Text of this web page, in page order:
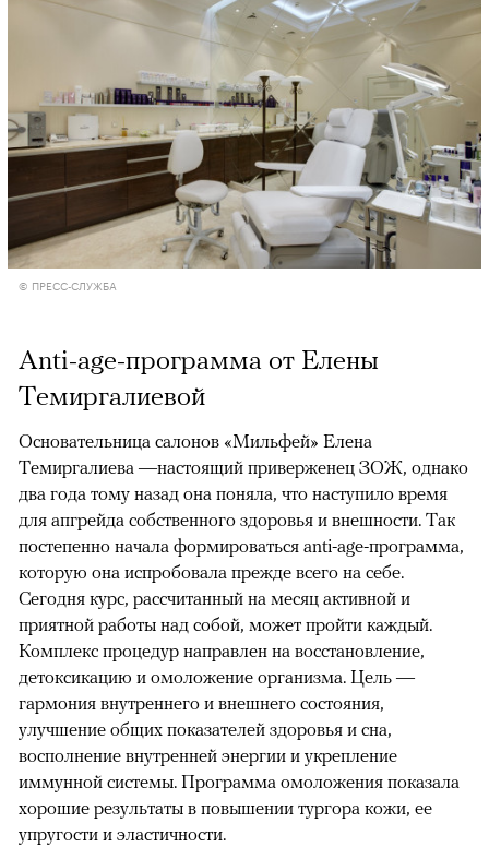
© ПРЕСС-СЛУЖБА
Anti-age-программа от Елены
Темиргалиевой
Основательница салонов «Мильфей» Елена
Темиргалиева —настоящий приверженец ЗОЖ, однако
два года тому назад она поняла, что наступило время
для апгрейда собственного здоровья и внешности. Так
постепенно начала формироваться anti-age-программа,
которую она испробовала прежде всего на себе.
Сегодня курс, рассчитанный на месяц активной и
приятной работы над собой, может пройти каждый.
Комплекс процедур направлен на восстановление,
детоксикацию и омоложение организма. Цель —
гармония внутреннего и внешнего состояния,
улучшение общих показателей здоровья и сна,
восполнение внутренней энергии и укрепление
иммунной системы. Программа омоложения показала
хорошие результаты в повышении тургора кожи, ее
упругости и эластичности.